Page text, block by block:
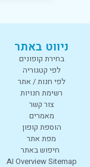
ניווט באתר
בחירת קופונים
לפי קטגוריה
לפי חנות / אתר
רשימת חנויות
צור קשר
מאמרים
הוספת קופון
מפת אתר
חיפוש באתר
AI Overview Sitemap